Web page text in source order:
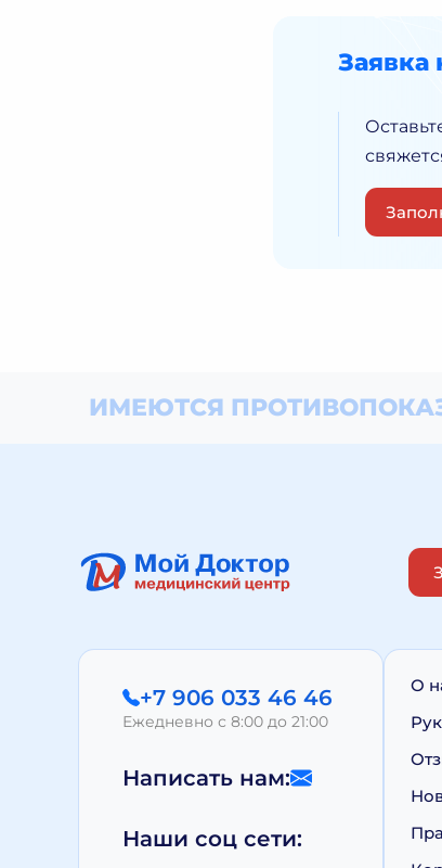
Заявка
ИМЕЮТСЯ
+7 906 033 46 46
Ежедневно с 8:00 до 21:00
Написать нам:
Наши соц сети:
О